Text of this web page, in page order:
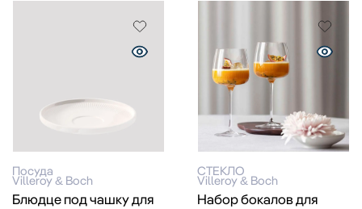
Посуда
Villeroy & Boch
Блюдце под чашку для
СТЕКЛО
Villeroy & Boch
Набор бокалов для